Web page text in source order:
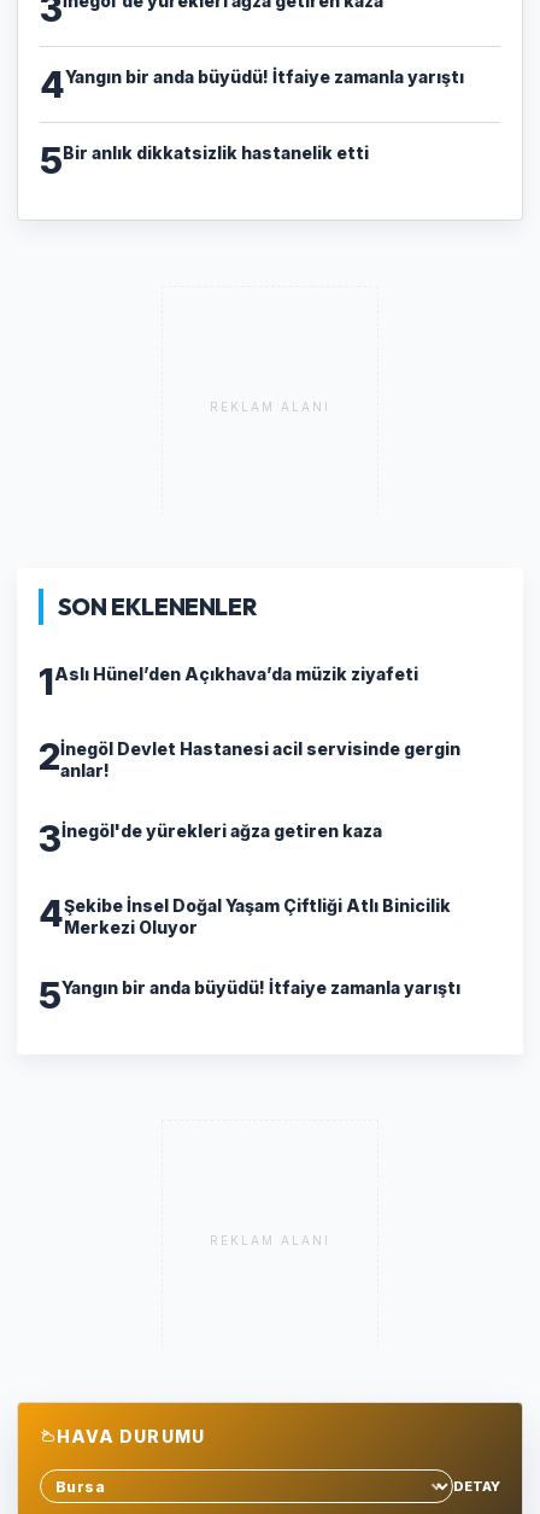
4Yangın bir anda büyüdü! İtfaiye zamanla yarıştı
5Bir anlık dikkatsizlik hastanelik etti
REKLAM ALANI
SON EKLENENLER
1Aslı Hünel’den Açıkhava’da müzik ziyafeti
2İnegöl Devlet Hastanesi acil servisinde gergin
anlar!
3İnegöl'de yürekleri ağza getiren kaza
4Şekibe İnsel Doğal Yaşam Çiftliği Atlı Binicilik
Merkezi Oluyor
5Yangın bir anda büyüdü! İtfaiye zamanla yarıştı
REKLAM ALANI
HAVA DURUMU
Sehir sec
DETAY